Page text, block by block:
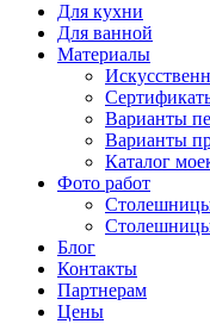
Для кухни
Для ванной
Материалы
Варианты
Варианты
Каталог
Фото работ
Блог
Контакты
Партнерам
Цены